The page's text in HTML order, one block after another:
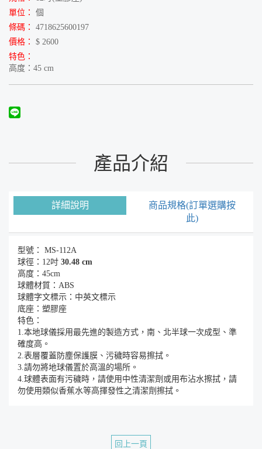
單位：
個
條碼：
4718625600197
價格：
$ 2600
特色：
高度：45 cm
產品介紹
詳細說明
商品規格(訂單選購按
此)
型號： MS-112A
球徑：12吋 30.48 cm
高度：45cm
球體材質：ABS
球體字文標示：中英文標示
底座：塑膠座
特色：
1.本地球儀採用最先進的製造方式，南、北半球一次成型、準
確度高。
2.表層覆蓋防塵保護膜、污穢時容易擦拭。
3.請勿將地球儀置於高溫的場所。
4.球體表面有污穢時，請使用中性清潔劑或用布沾水擦拭，請
勿使用類似香蕉水等高揮發性之清潔劑擦拭。
回上一頁